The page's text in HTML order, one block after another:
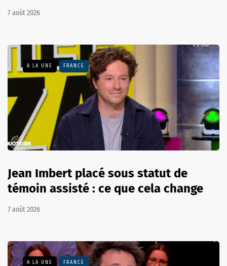
7 août 2026
A LA UNE FRANCE
Jean Imbert placé sous statut de
témoin assisté : ce que cela change
7 août 2026
A LA UNE FRANCE